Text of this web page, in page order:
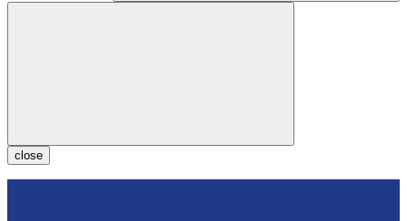
close